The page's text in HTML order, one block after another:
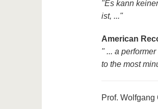
"Es kann
ist, ..."
American
" ... a
to the most
Prof. Wolfgang